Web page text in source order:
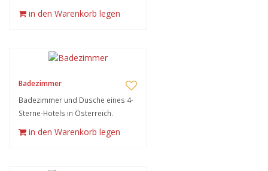
in den Warenkorb legen
Badezimmer
Badezimmer und Dusche eines 4-
Sterne-Hotels in Österreich.
in den Warenkorb legen